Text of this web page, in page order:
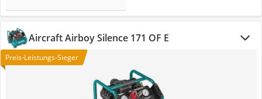
Aircraft Airboy Silence 171 OF E
Preis-Leistungs-Sieger